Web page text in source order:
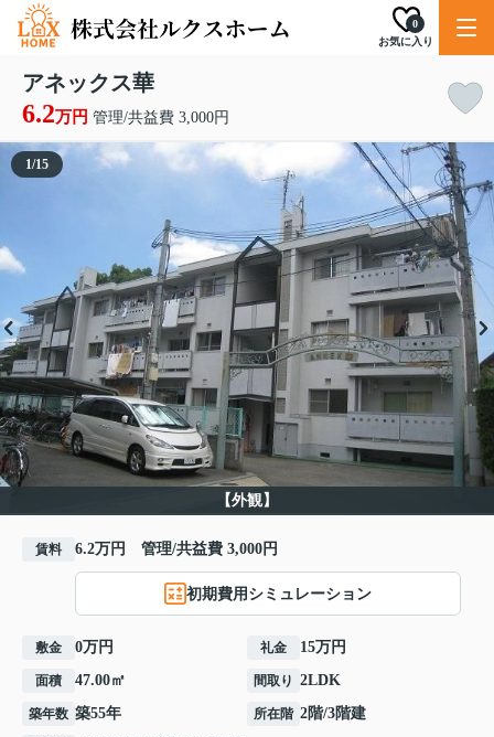
お気に入り
0
アネックス華
6.2万円 管理/共益費 3,000円
【外観】
1/15
賃料 6.2万円 管理/共益費 3,000円
初期費用シミュレーション
敷金 0万円 礼金 15万円
面積 47.00㎡ 間取り 2LDK
築年数 築55年 所在階 2階/3階建